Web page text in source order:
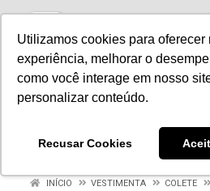
Utilizamos cookies para oferecer
experiência, melhorar o
como você interage em nosso
personalizar conteúdo.
Recusar Cookies
INÍCIO VESTIMENTA
COLETE